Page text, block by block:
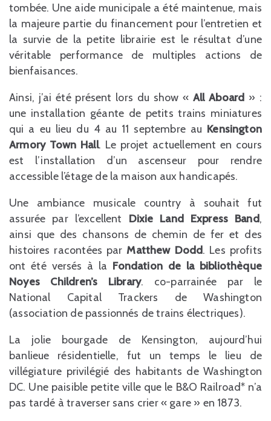
tombée. Une aide municipale a été maintenue, mais
la majeure partie du financement pour l’entretien et
la survie de la petite librairie est le résultat d’une
véritable performance de multiples actions de
bienfaisances.
Ainsi, j’ai été présent lors du show « All Aboard » :
une installation géante de petits trains miniatures
qui a eu lieu du 4 au 11 septembre au Kensington
Armory Town Hall. Le projet actuellement en cours
est l’installation d’un ascenseur pour rendre
accessible l’étage de la maison aux handicapés.
Une ambiance musicale country à souhait fut
assurée par l’excellent Dixie Land Express Band,
ainsi que des chansons de chemin de fer et des
histoires racontées parMatthew Dodd. Les profits
ont été versés à la Fondation de la bibliothèque
Noyes Children’s Library. co-parrainée par le
National Capital Trackers de Washington
(association de passionnés de trains électriques).
La jolie bourgade de Kensington, aujourd’hui
banlieue résidentielle, fut un temps le lieu de
villégiature privilégié des habitants de Washington
DC. Une paisible petite ville que le B&O Railroad* n’a
pas tardé à traverser sans crier « gare » en 1873.